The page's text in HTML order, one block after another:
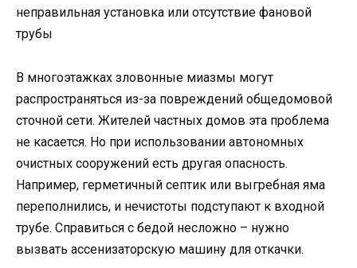
неправильная установка или отсутствие фановой
трубы
В многоэтажках зловонные миазмы могут
распространяться из-за повреждений общедомовой
сточной сети. Жителей частных домов эта проблема
не касается. Но при использовании автономных
очистных сооружений есть другая опасность.
Например, герметичный септик или выгребная яма
переполнились, и нечистоты подступают к входной
трубе. Справиться с бедой несложно – нужно
вызвать ассенизаторскую машину для откачки.